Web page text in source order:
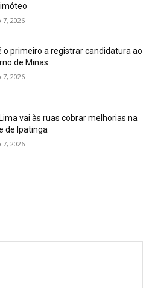
7, 2026
o primeiro a registrar candidatura ao
de Minas
7, 2026
vai às ruas cobrar melhorias na
de Ipatinga
7, 2026